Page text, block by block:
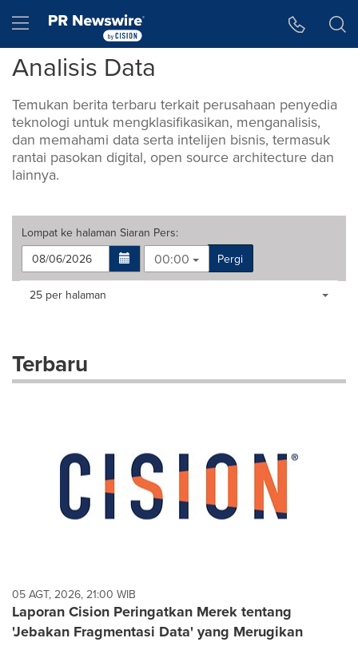
Hamburger menu
Analisis Data
Temukan berita terbaru terkait perusahaan penyedia
teknologi untuk mengklasifikasikan, menganalisis,
dan memahami data serta intelijen bisnis, termasuk
rantai pasokan digital, open source architecture dan
lainnya.
Lompat ke halaman Siaran Pers:
00:00
Pergi
Making
dropdown
will
each
option
is
selected.
Items per page:
25 per halaman
Terbaru
05 AGT, 2026, 21:00 WIB
Laporan Cision Peringatkan Merek tentang
'Jebakan Fragmentasi Data' yang Merugikan